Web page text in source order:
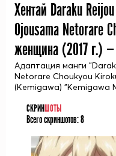
Хентай Daraku
Ojousama Netorare
женщина (2017 г.)
Адаптация манги
Netorare Choukyou
(Kemigawa) "Kemigawa
СКРИН ШОТЫ
Всего скриншотов:8